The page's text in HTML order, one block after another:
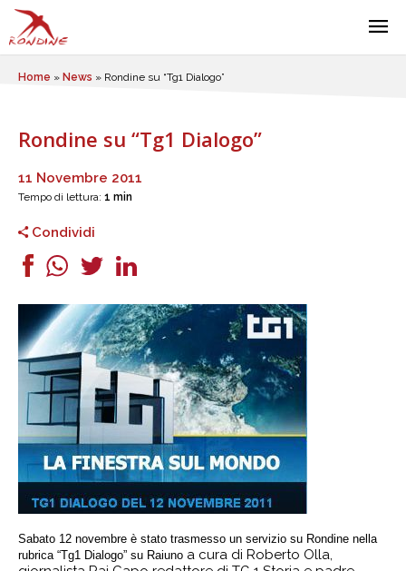
Home » News » Rondine su “Tg1 Dialogo”
Rondine su “Tg1 Dialogo”
11 Novembre 2011
Tempo di lettura: 1 min
Condividi
Sabato 12 novembre è stato trasmesso un servizio su Rondine nella
rubrica “Tg1 Dialogo” su Raiuno a cura di Roberto Olla,